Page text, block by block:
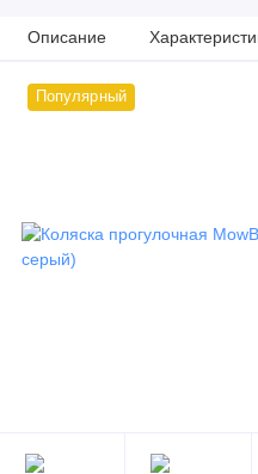
Описание
Популярный